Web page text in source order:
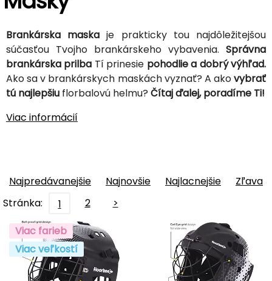
Brankárska maska je prakticky tou najdôležitejšou
súčasťou Tvojho brankárskeho vybavenia. Správna
brankárska prilba Tí prinesie pohodlie a dobrý výhľad.
Ako sa v brankárskych maskách vyznať? A akovybrať
tú najlepšiu florbalovú helmu? Čítaj ďalej, poradíme Ti!
Viac informácií
Najpredávanejšie Najnovšie Najlacnejšie
Zľava
Stránka:
1 2
>
Viac farieb
Viac veľkostí